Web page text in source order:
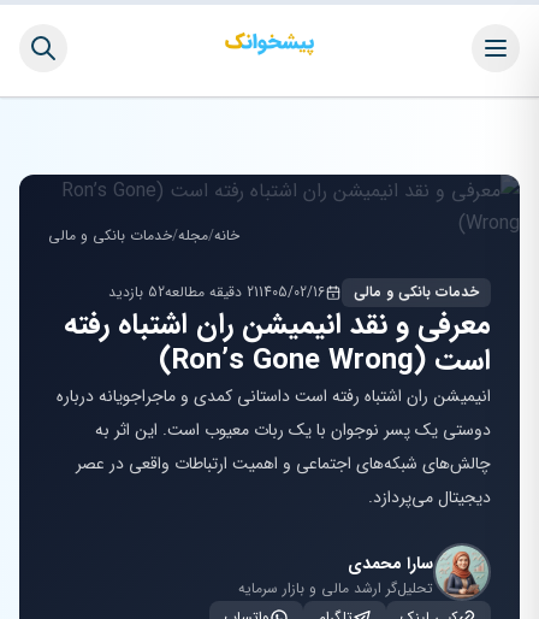
خانه/مجله/خدمات بانکی و مالی
خدمات بانکی و مالی 1405/02/1621 دقیقه مطالعه 52 بازدید
معرفی و نقد انیمیشن ران اشتباه رفته
است (Ron’s Gone Wrong)
انیمیشن ران اشتباه رفته است داستانی کمدی و ماجراجویانه درباره
دوستی یک پسر نوجوان با یک ربات معیوب است. این اثر به
چالش‌های شبکه‌های اجتماعی و اهمیت ارتباطات واقعی در عصر
دیجیتال می‌پردازد.
سارا محمدی
تحلیل‌گر ارشد مالی و بازار سرمایه